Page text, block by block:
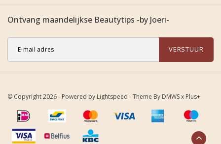
Ontvang maandelijkse Beautytips -by Joeri-
VERSTUUR
© Copyright 2026 - Powered by Lightspeed - Theme By DMWSx Plus+